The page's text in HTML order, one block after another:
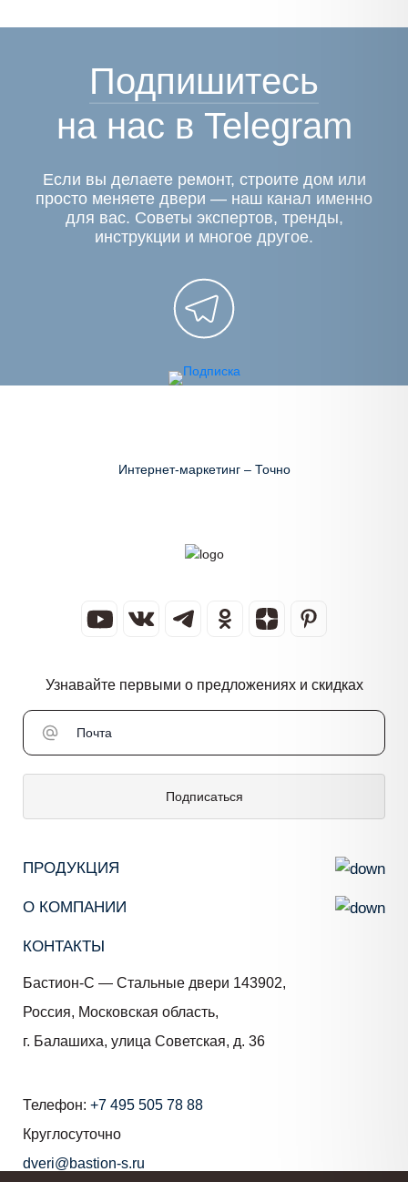
Подпишитесь
на нас в Telegram
Если вы делаете ремонт, строите дом или
просто меняете двери — наш канал именно
для вас. Советы экспертов, тренды,
инструкции и многое другое.
ПРОДУКЦИЯ
О КОМПАНИИ
КОНТАКТЫ
Бастион-С — Стальные двери 143902,
Россия, Московская область,
г. Балашиха, улица Советская, д. 36
Телефон: +7 495 505 78 88
Круглосуточно
dveri@bastion-s.ru
Узнавайте первыми о предложениях и скидках
Подписаться
Интернет-маркетинг – Точно